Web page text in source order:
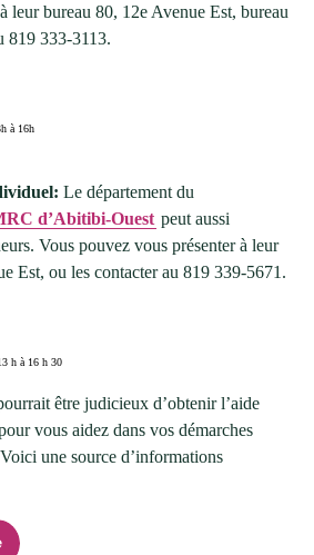
leur bureau 80, 12e Avenue Est, bureau
819 333-3113.
à 16h
Le département du
d’Abitibi-Ouest peut aussi
Vous pouvez vous présenter à leur
Est, ou les contacter au 819 339-5671.
h à 16 h 30
être judicieux d’obtenir l’aide
vous aidez dans vos démarches
une source d’informations